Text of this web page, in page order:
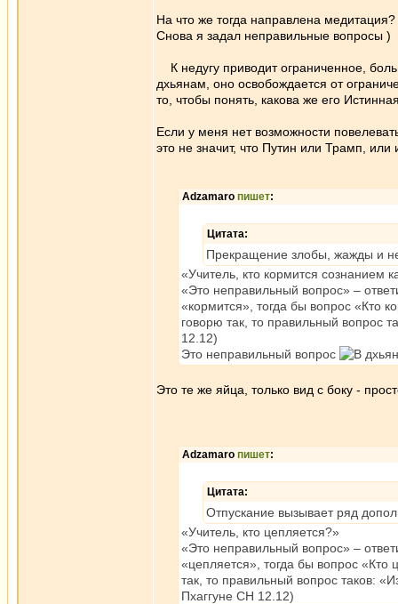
На что же тогда направлена
Снова я задал неправильные вопросы )
К недугу приводит ограниченное,
дхьянам, оно освобождается от
то, чтобы понять, какова же его
Если у меня нет возможности
это не значит, что Путин или Трамп,
Adzamaro пишет:
Цитата:
Прекращение злобы, жажды и
«Учитель, кто кормится сознанием
«Это неправильный вопрос» –
«кормится», тогда бы вопрос «Кто
говорю так, то правильный вопрос
12.12)
Это неправильный вопрос
Это те же яйца, только вид с боку -
Adzamaro пишет:
Цитата:
Отпускание вызывает ряд
«Учитель, кто цепляется?»
«Это неправильный вопрос» –
«цепляется», тогда бы вопрос
так, то правильный вопрос таков:
Пхаггуне СН 12.12)